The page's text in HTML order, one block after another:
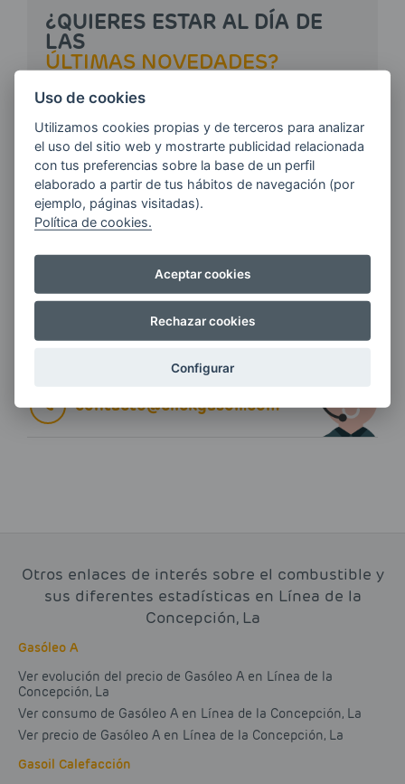
¿QUIERES ESTAR AL DÍA DE
LAS
ÚLTIMAS NOVEDADES?
E-MAIL
Quiero recibir las últimas novedades de AVIA
ENERGIAS por cualquier medio, incluido
Si tienes alguna duda durante el
pedido escríbenos a:
contacto@clickgasoil.com
Otros enlaces de interés sobre el combustible y
sus diferentes estadísticas en Línea de la
Concepción, La
Gasóleo A
Ver evolución del precio de Gasóleo A en Línea de la
Concepción, La
Ver consumo de Gasóleo A en Línea de la Concepción, La
Ver precio de Gasóleo A en Línea de la Concepción, La
Gasoil Calefacción
Uso de cookies
Utilizamos cookies propias y de terceros para analizar
el uso del sitio web y mostrarte publicidad relacionada
con tus preferencias sobre la base de un perfil
elaborado a partir de tus hábitos de navegación (por
ejemplo, páginas visitadas).
Política de cookies.
Aceptar cookies
Rechazar cookies
Configurar